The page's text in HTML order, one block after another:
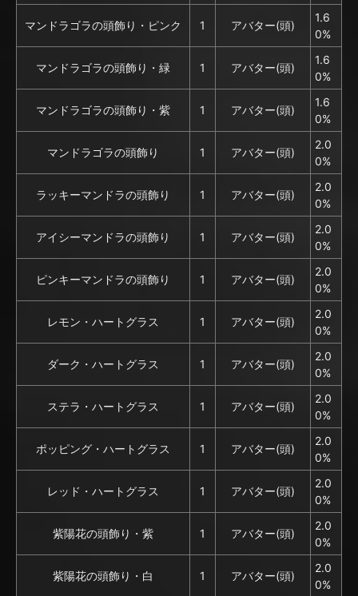
マンドラゴラの頭飾り・ピンク 1 アバター(頭)
1.6
0%
マンドラゴラの頭飾り・緑 1 アバター(頭)
1.6
0%
マンドラゴラの頭飾り・紫 1 アバター(頭)
1.6
0%
マンドラゴラの頭飾り 1 アバター(頭)
2.0
0%
ラッキーマンドラの頭飾り 1 アバター(頭)
2.0
0%
アイシーマンドラの頭飾り 1 アバター(頭)
2.0
0%
ピンキーマンドラの頭飾り 1 アバター(頭)
2.0
0%
レモン・ハートグラス 1 アバター(頭)
2.0
0%
ダーク・ハートグラス 1 アバター(頭)
2.0
0%
ステラ・ハートグラス 1 アバター(頭)
2.0
0%
ポッピング・ハートグラス 1 アバター(頭)
2.0
0%
レッド・ハートグラス 1 アバター(頭)
2.0
0%
紫陽花の頭飾り・紫 1 アバター(頭)
2.0
0%
紫陽花の頭飾り・白 1 アバター(頭)
2.0
0%